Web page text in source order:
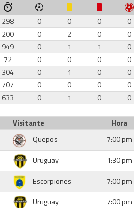
298 0 0 0
0
200 0 2 0
0
949 0 1 1
0
72 0 0 0
0
304 0 1 0
0
707 0 0 0
0
633 0 1 0 0
Visitante
Hora
Quepos
7:00 pm
Uruguay
1:30 pm
Escorpiones
7:00 pm
Uruguay
7:00 pm